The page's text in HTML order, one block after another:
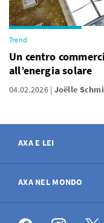
Trend
Un centro
all’energia solare
04.02.2026 Joëlle
AXA E LEI
Contatto
Avviso sinistro
AXA NEL MONDO
AXA nel mondo